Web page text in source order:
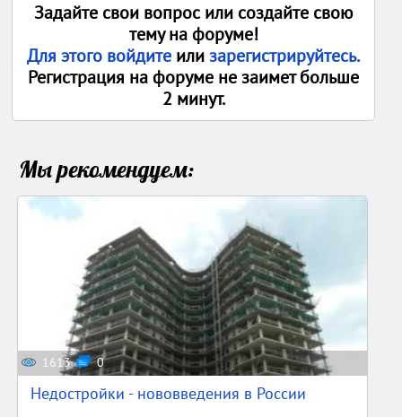
Задайте свои вопрос или создайте свою
тему на форуме!
Для этого войдите илизарегистрируйтесь.
Регистрация на форуме не заимет больше
2 минут.
Мы рекомендуем:
1613 0
Недостройки - нововведения в России